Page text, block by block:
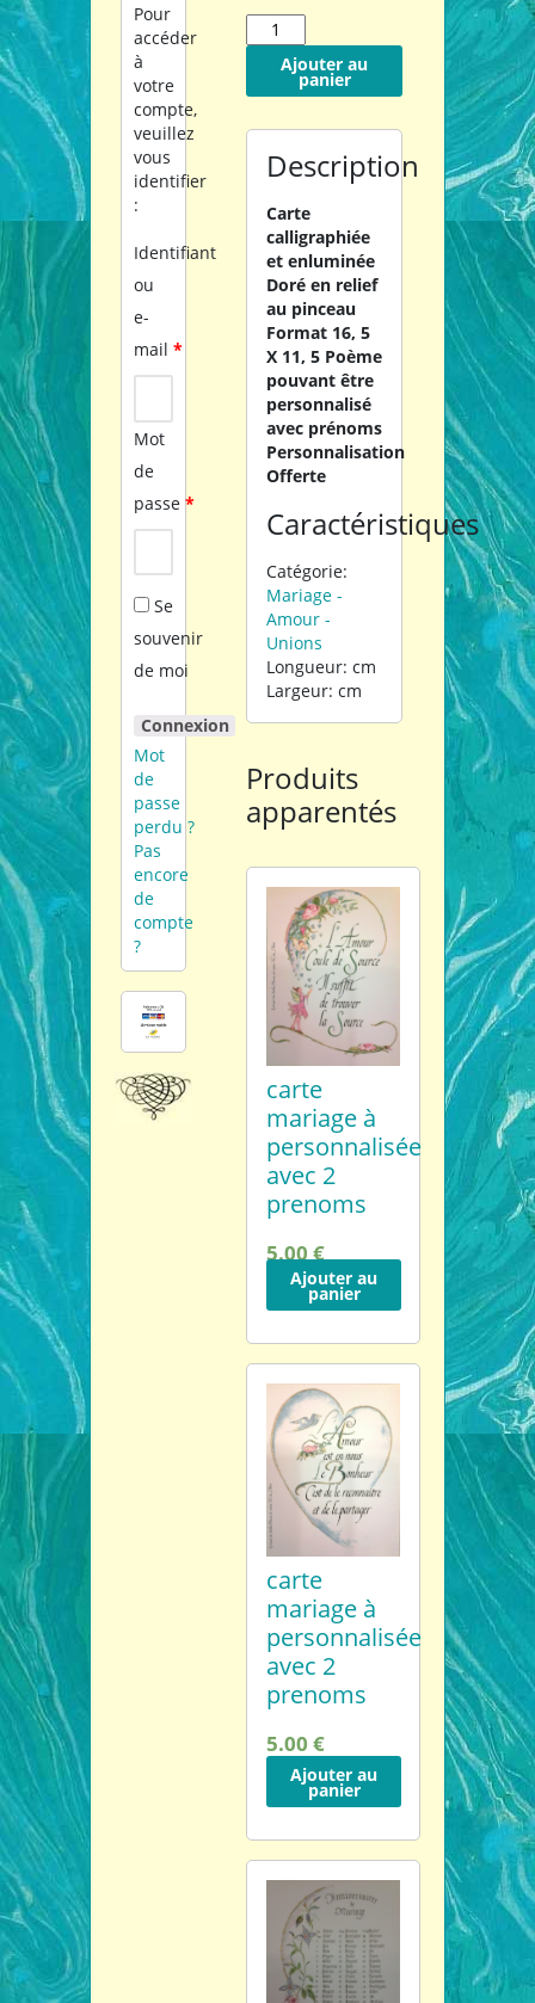
Pour
accéder
à
votre
compte,
veuillez
vous
identifier
:
Identifiant
ou
e-
mail*
Mot
de
passe*
Se
souvenir
de moi
Connexion
Mot
de
passe
perdu ?
Pas
encore
de
compte
?
Ajouter au
panier
Description
Carte
calligraphiée
et enluminée
Doré en relief
au pinceau
Format 16, 5
X 11, 5 Poème
pouvant être
personnalisé
avec prénoms
Personnalisation
Offerte
Caractéristiques
Catégorie:
Mariage -
Amour -
Unions
Longueur: cm
Largeur: cm
Produits
apparentés
carte
mariage à
personnalisée
avec 2
prenoms
5.00 €
Ajouter au
panier
carte
mariage à
personnalisée
avec 2
prenoms
5.00 €
Ajouter au
panier